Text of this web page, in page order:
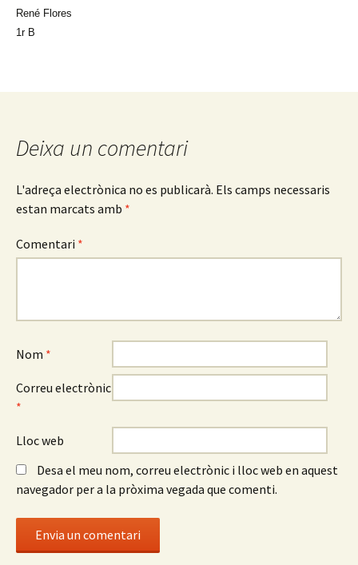
René Flores
1r B
Deixa un comentari
L'adreça electrònica no es publicarà. Els camps necessaris
estan marcats amb *
Comentari *
Nom *
Correu electrònic
*
Lloc web
Desa el meu nom, correu electrònic i lloc web en aquest
navegador per a la pròxima vegada que comenti.